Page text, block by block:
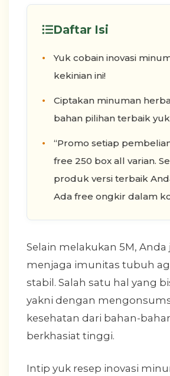
Daftar Isi
Yuk cobain inovasi
kekinian ini!
Ciptakan minuman
bahan pilihan terbaik
“Promo setiap
free 250 box all varian.
produk versi terbaik
Ada free ongkir dalam
Selain melakukan 5M, Anda
menjaga imunitas tubuh
stabil. Salah satu hal yang
yakni dengan
kesehatan dari bahan-
berkhasiat tinggi.
Intip yuk resep inovasi